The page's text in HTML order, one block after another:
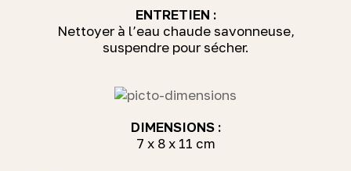
ENTRETIEN :
Nettoyer à l’eau chaude savonneuse,
suspendre pour sécher.
DIMENSIONS :
7 x 8 x 11 cm